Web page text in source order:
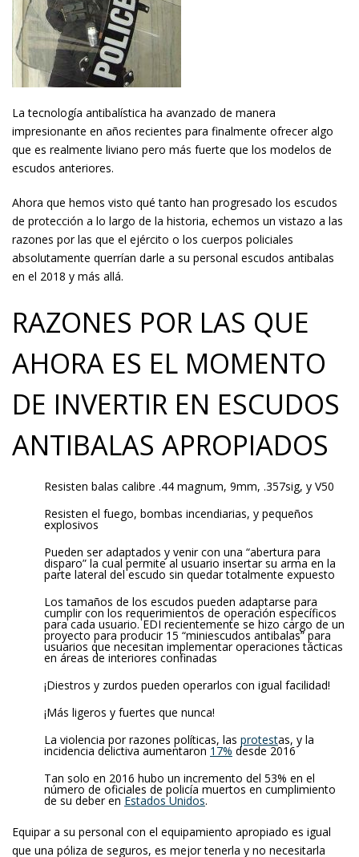
La tecnología antibalística ha avanzado de manera
impresionante en años recientes para finalmente ofrecer algo
que es realmente liviano pero más fuerte que los modelos de
escudos anteriores.
Ahora que hemos visto qué tanto han progresado los escudos
de protección a lo largo de la historia, echemos un vistazo a las
razones por las que el ejército o los cuerpos policiales
absolutamente querrían darle a su personal escudos antibalas
en el 2018 y más allá.
RAZONES POR LAS QUE
AHORA ES EL MOMENTO
DE INVERTIR EN ESCUDOS
ANTIBALAS APROPIADOS
Resisten balas calibre .44 magnum, 9mm, .357sig, y V50
Resisten el fuego, bombas incendiarias, y pequeños
explosivos
Pueden ser adaptados y venir con una “abertura para
disparo” la cual permite al usuario insertar su arma en la
parte lateral del escudo sin quedar totalmente expuesto
Los tamaños de los escudos pueden adaptarse para
cumplir con los requerimientos de operación específicos
para cada usuario. EDI recientemente se hizo cargo de un
proyecto para producir 15 “miniescudos antibalas” para
usuarios que necesitan implementar operaciones tácticas
en áreas de interiores confinadas
¡Diestros y zurdos pueden operarlos con igual facilidad!
¡Más ligeros y fuertes que nunca!
La violencia por razones políticas, las protestas, y la
incidencia delictiva aumentaron 17% desde 2016
Tan solo en 2016 hubo un incremento del 53% en el
número de oficiales de policía muertos en cumplimiento
de su deber en Estados Unidos.
Equipar a su personal con el equipamiento apropiado es igual
que una póliza de seguros, es mejor tenerla y no necesitarla